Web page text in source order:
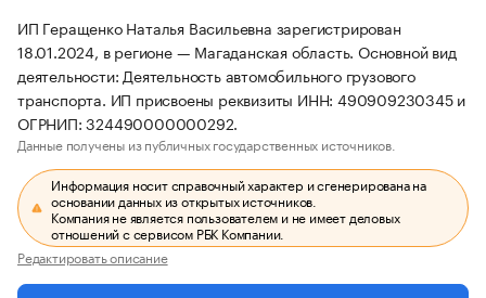
ИП Геращенко Наталья Васильевна зарегистрирован
18.01.2024, в регионе — Магаданская область. Основной вид
деятельности: Деятельность автомобильного грузового
транспорта. ИП присвоены реквизиты ИНН: 490909230345 и
ОГРНИП: 324490000000292.
Данные получены из публичных государственных источников.
Информация носит справочный характер и сгенерирована на
основании данных из открытых источников.
Компания не является пользователем и не имеет деловых
отношений с сервисом РБК Компании.
Редактировать описание